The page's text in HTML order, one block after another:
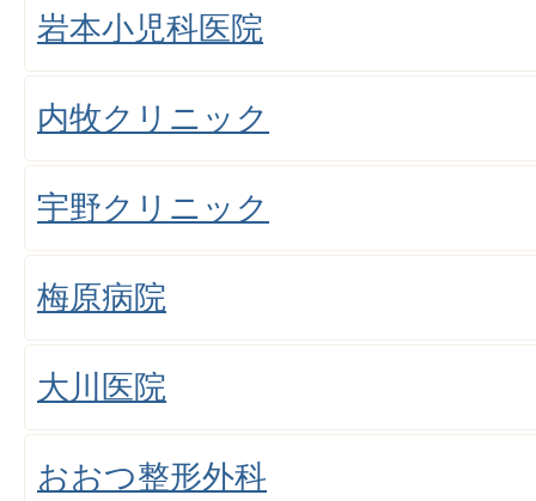
岩本小児科医院
内牧クリニック
宇野クリニック
梅原病院
大川医院
おおつ整形外科